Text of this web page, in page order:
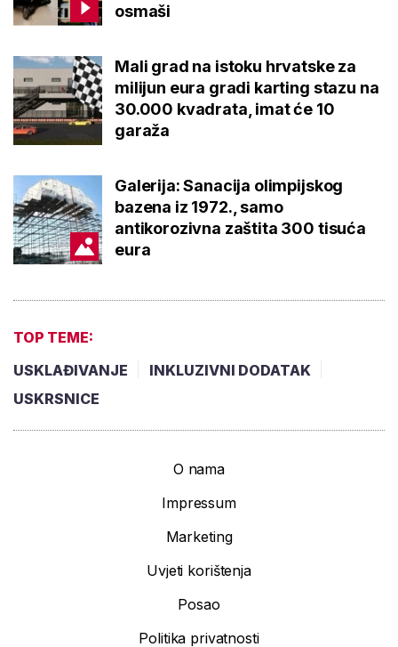
osmaši
Mali grad na istoku hrvatske za
milijun eura gradi karting stazu na
30.000 kvadrata, imat će 10
garaža
Galerija: Sanacija olimpijskog
bazena iz 1972., samo
antikorozivna zaštita 300 tisuća
eura
TOP TEME:
USKLAĐIVANJE
INKLUZIVNI DODATAK
USKRSNICE
O nama
Impressum
Marketing
Uvjeti korištenja
Posao
Politika privatnosti